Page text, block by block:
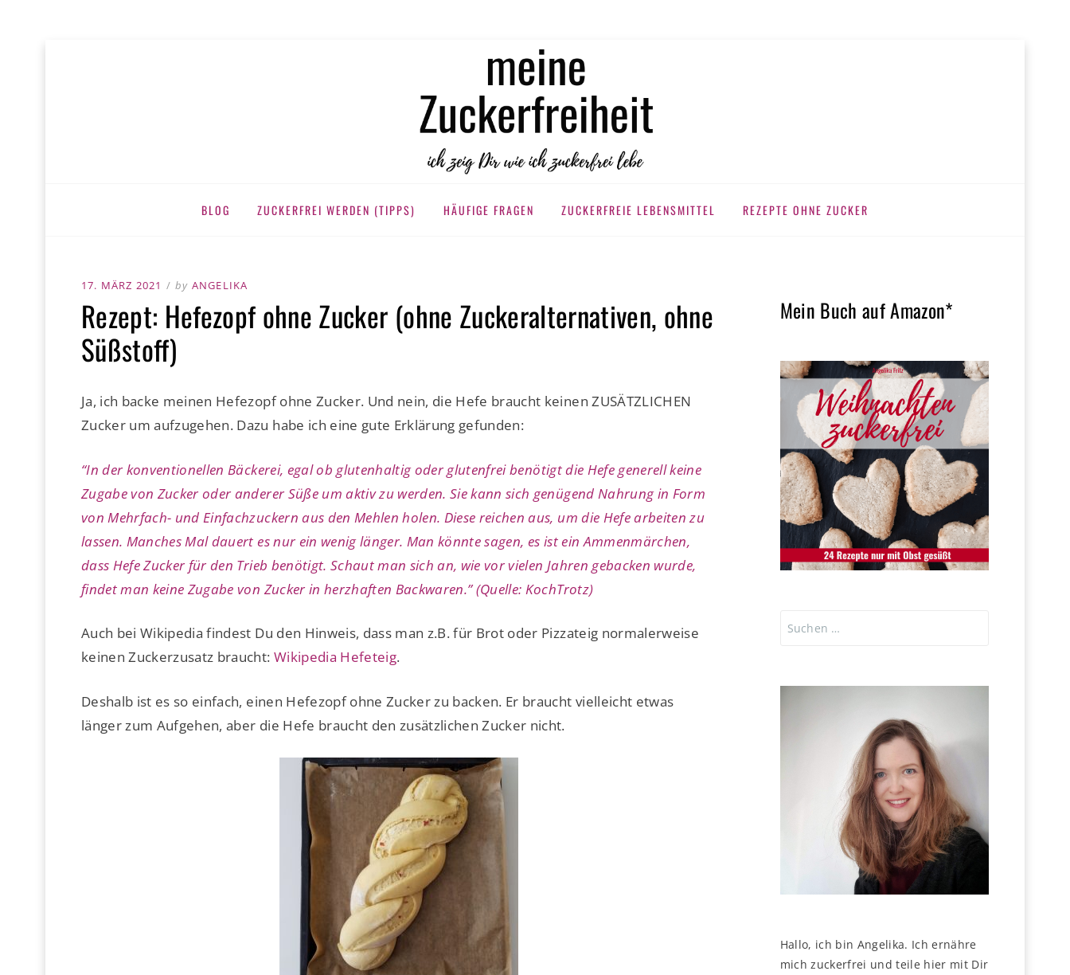
MEINE ZUCKERFREIHEIT
BLOG ZUCKERFREI WERDEN (TIPPS) HÄUFIGE FRAGEN ZUCKERFREIE LEBENSMITTEL REZEPTE OHNE ZUCKER
POSTED
ON
17. MÄRZ 2021 by ANGELIKA
Rezept: Hefezopf ohne Zucker (ohne Zuckeralternativen, ohne
Süßstoff)
Ja, ich backe meinen Hefezopf ohne Zucker. Und nein, die Hefe braucht keinen ZUSÄTZLICHEN
Zucker um aufzugehen. Dazu habe ich eine gute Erklärung gefunden:
“In der konventionellen Bäckerei, egal ob glutenhaltig oder glutenfrei benötigt die Hefe generell keine
Zugabe von Zucker oder anderer Süße um aktiv zu werden. Sie kann sich genügend Nahrung in Form
von Mehrfach- und Einfachzuckern aus den Mehlen holen. Diese reichen aus, um die Hefe arbeiten zu
lassen. Manches Mal dauert es nur ein wenig länger. Man könnte sagen, es ist ein Ammenmärchen,
dass Hefe Zucker für den Trieb benötigt. Schaut man sich an, wie vor vielen Jahren gebacken wurde,
findet man keine Zugabe von Zucker in herzhaften Backwaren.” (Quelle: KochTrotz)
Auch bei Wikipedia findest Du den Hinweis, dass man z.B. für Brot oder Pizzateig normalerweise
keinen Zuckerzusatz braucht: Wikipedia Hefeteig.
Deshalb ist es so einfach, einen Hefezopf ohne Zucker zu backen. Er braucht vielleicht etwas
länger zum Aufgehen, aber die Hefe braucht den zusätzlichen Zucker nicht.
Mein Buch auf Amazon*
Hallo, ich bin Angelika. Ich ernähre
mich zuckerfrei und teile hier mit Dir